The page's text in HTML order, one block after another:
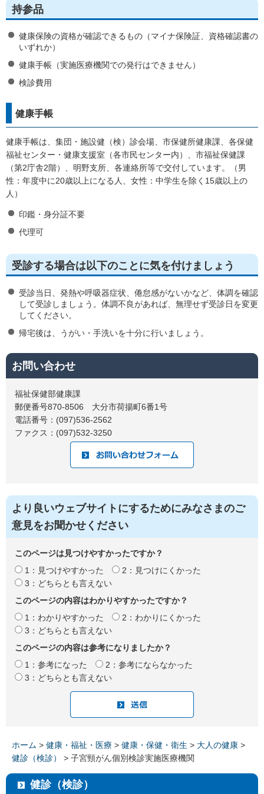
持参品
健康保険の資格が確認できるもの（マイナ保険証、資格確認書の
いずれか）
健康手帳（実施医療機関での発行はできません）
検診費用
健康手帳
健康手帳は、集団・施設健（検）診会場、市保健所健康課、各保健
福祉センター・健康支援室（各市民センター内）、市福祉保健課
（第2庁舎2階）、明野支所、各連絡所等で交付しています。（男
性：年度中に20歳以上になる人、女性：中学生を除く15歳以上の
人）
印鑑・身分証不要
代理可
受診する場合は以下のことに気を付けましょう
受診当日、発熱や呼吸器症状、倦怠感がないかなど、体調を確認
して受診しましょう。体調不良があれば、無理せず受診日を変更
してください。
帰宅後は、うがい・手洗いを十分に行いましょう。
お問い合わせ
福祉保健部健康課
郵便番号870-8506 大分市荷揚町6番1号
電話番号：(097)536-2562
ファクス：(097)532-3250
より良いウェブサイトにするためにみなさまのご
意見をお聞かせください
このページは見つけやすかったですか？
1：見つけやすかった
2：見つけにくかった
3：どちらとも言えない
このページの内容はわかりやすかったですか？
1：わかりやすかった
2：わかりにくかった
3：どちらとも言えない
このページの内容は参考になりましたか？
1：参考になった
2：参考にならなかった
3：どちらとも言えない
ホーム > 健康・福祉・医療 > 健康・保健・衛生 > 大人の健康 >
健診（検診）
> 子宮頸がん個別検診実施医療機関
健診（検診）